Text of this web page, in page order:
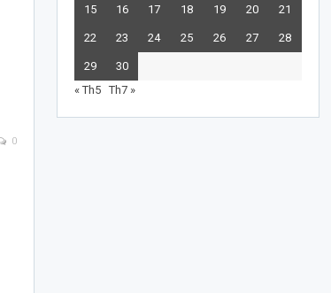
0
15 16 17 18 19 20 21
22 23 24 25 26 27 28
29
30
« Th5 Th7 »